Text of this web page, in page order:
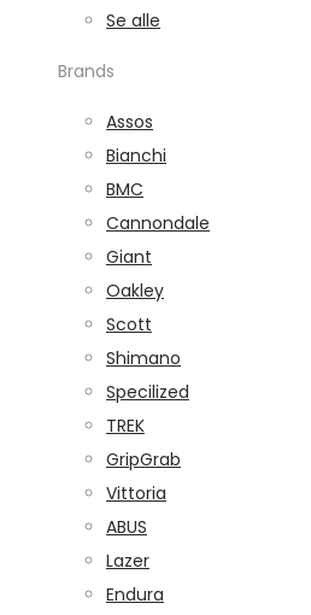
Se alle
Brands
Assos
Bianchi
BMC
Cannondale
Giant
Oakley
Scott
Shimano
Specilized
TREK
GripGrab
Vittoria
ABUS
Lazer
Endura